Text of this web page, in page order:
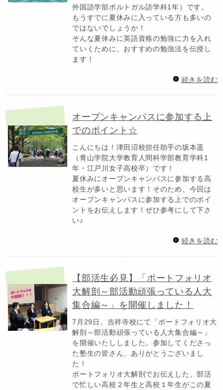
外国語学部ポルトガル語学科1年）です。
もうすでに夏休みに入っている方も多いの
ではないでしょうか！
そんな夏休みに英語資格の勉強に力を入れ
ていくために、おすすめの勉強法を伝授し
ます！
続きを読む
オープンキャンパスに参加する上
でのポイント☆
こんにちは！津田沼校担任助手の坂本遥
（青山学院大学教育人間科学部教育学科1
年・江戸川女子高校卒）です！
夏休みにオープンキャンパスに参加する高
校生が多いと思います！そのため、今回は
オープンキャンパスに参加する上でのポイ
ントをお伝えします！ぜひ参考にして下さ
い♪
続きを読む
【部活生必見】「ポートフォリオ
大解剖～部活動頑張っている人大
集合編～」を開催しました！
7月29日、吉祥寺校にて「ポートフォリオ大
解剖～部活動頑張っている人大集合編～」
を開催いたししました。参加してくださっ
た塾生の皆さん、ありがとうございまし
た！
ポートフォリオ大解剖でお伝えした、部活
で忙しい高校２年生と高校１年生がこの夏